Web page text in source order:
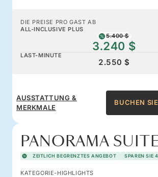
DIE PREISE PRO GAST AB
ALL-INCLUSIVE PLUS
5.400 $
3.240 $
LAST-MINUTE
2.550 $
AUSSTATTUNG &
MERKMALE
BUCHEN
PANORAMA
ZEITLICH BEGRENZTES ANGEBOT SPAREN SIE
KATEGORIE-HIGHLIGHTS